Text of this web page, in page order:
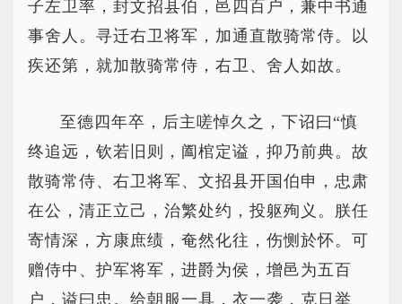
子左卫率，封文招县伯，邑四百户，兼中书通
事舍人。寻迁右卫将军，加通直散骑常侍。以
疾还第，就加散骑常侍，右卫、舍人如故。
至德四年卒，后主嗟悼久之，下诏曰“慎
终追远，钦若旧则，阖棺定谥，抑乃前典。故
散骑常侍、右卫将军、文招县开国伯申，忠肃
在公，清正立己，治繁处约，投躯殉义。朕任
寄情深，方康庶绩，奄然化往，伤恻於怀。可
赠侍中、护军将军，进爵为侯，增邑为五百
户，谥曰忠。给朝服一具，衣一袭，克日举